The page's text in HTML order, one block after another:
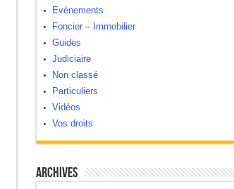
Evènements
Foncier – Immobilier
Guides
Judiciaire
Non classé
Particuliers
Vidéos
Vos droits
Archives